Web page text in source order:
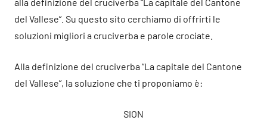
del Vallese”. Su questo sito cerchiamo di offrirti le
soluzioni migliori a cruciverba e parole crociate.
Alla definizione del cruciverba “La capitale del Cantone
del Vallese”, la soluzione che ti proponiamo è:
SION